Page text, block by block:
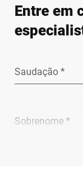
Entre em
Saudação *
Sobrenome *